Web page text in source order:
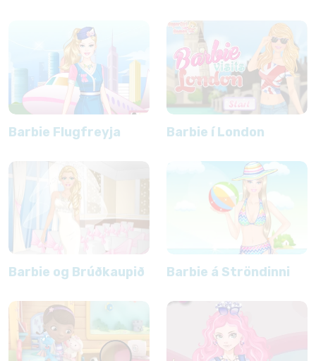
Barbie Flugfreyja Barbie í London
Barbie og Brúðkaupið Barbie á Ströndinni